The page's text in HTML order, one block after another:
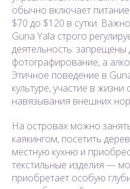
обычно включает
$70 до $120 в сутки.
Guna Yala строго
деятельность:
фотографирование, а
Этичное поведение в
культуре, участие в
навязывания внешних
На островах можно
каякингом, посетить
местную кухню и
текстильные изделия —
приобретает особую